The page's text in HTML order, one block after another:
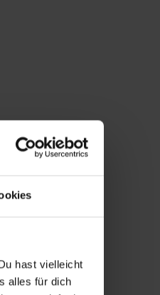
hast vielleicht
alles für dich